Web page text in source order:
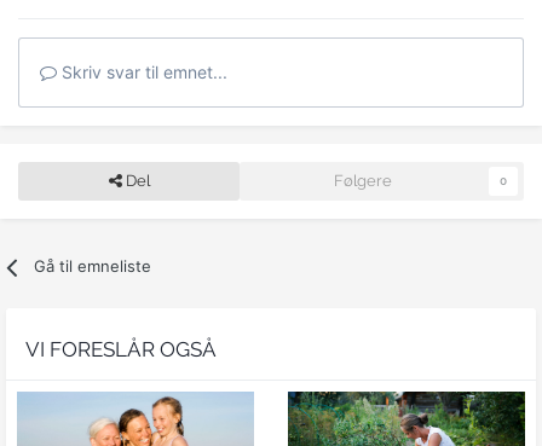
Skriv svar til emnet...
Del Følgere 0
Gå til emneliste
VI FORESLÅR OGSÅ